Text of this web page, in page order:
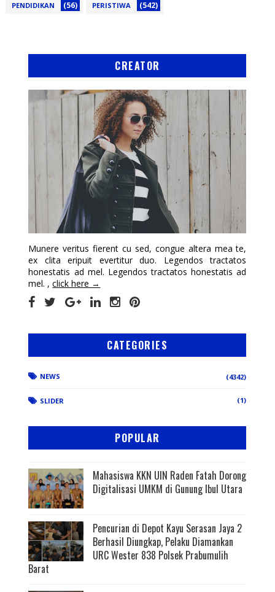
PENDIDIKAN (56) PERISTIWA (542)
CREATOR
Munere veritus fierent cu sed, congue altera mea te,
ex clita eripuit evertitur duo. Legendos tractatos
honestatis ad mel. Legendos tractatos honestatis ad
mel. ,click here →
CATEGORIES
NEWS (4342)
SLIDER (1)
POPULAR
Mahasiswa KKN UIN Raden Fatah Dorong
Digitalisasi UMKM di Gunung Ibul Utara
Pencurian di Depot Kayu Serasan Jaya 2
Berhasil Diungkap, Pelaku Diamankan
URC Wester 838 Polsek Prabumulih
Barat